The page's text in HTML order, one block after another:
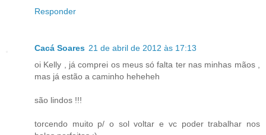
Responder
Cacá Soares 21 de abril de 2012 às 17:13
oi Kelly , já comprei os meus só falta ter nas minhas mãos ,
mas já estão a caminho heheheh
são lindos !!!
torcendo muito p/ o sol voltar e vc poder trabalhar nos